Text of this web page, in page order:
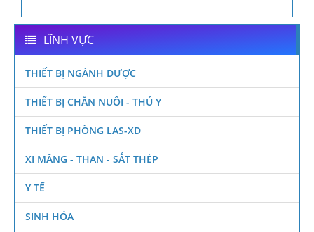
LĨNH VỰC
THIẾT BỊ NGÀNH DƯỢC
THIẾT BỊ CHĂN NUÔI - THÚ Y
THIẾT BỊ PHÒNG LAS-XD
XI MĂNG - THAN - SẮT THÉP
Y TẾ
SINH HÓA